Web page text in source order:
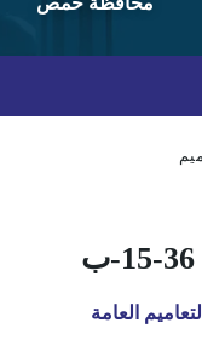
التعاميم العامة